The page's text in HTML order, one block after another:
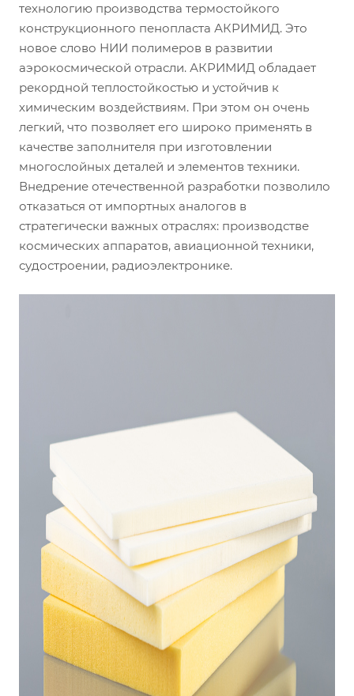
технологию производства термостойкого
конструкционного пенопласта АКРИМИД. Это
новое слово НИИ полимеров в развитии
аэрокосмической отрасли. АКРИМИД обладает
рекордной теплостойкостью и устойчив к
химическим воздействиям. При этом он очень
легкий, что позволяет его широко применять в
качестве заполнителя при изготовлении
многослойных деталей и элементов техники.
Внедрение отечественной разработки позволило
отказаться от импортных аналогов в
стратегически важных отраслях: производстве
космических аппаратов, авиационной техники,
судостроении, радиоэлектронике.